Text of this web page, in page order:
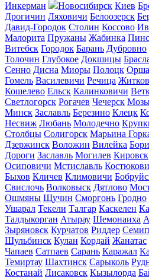
Инкерман
Новосибирск Киев
Дрогичин Ляховичи Белоозерск
Давид-Городок Столин Коссово
Малорита Пружаны Жабинка
Витебск Городок Барань Дубровно
Толочин Глубокое Докшицы
Сенно Дисна Миоры Полоцк Орша
Гомель Василевичи Речица
Кошелево Ельск Калинковичи
Светлогорск Рогачев Чечерск
Минск Заславль Березино Клецк
Несвиж Любань Молодечно
Столбцы Солигорск Марьина
Дзержинск Воложин Вилейка
Дороги Заславль Могилев Кировск
Осиповичи Мстиславль
Быхов Кличев Климовичи
Свислочь Волковыск Дятлово
Ошмяны Щучин Сморгонь Гродно
Ушарал Текели Талгар Каскелен
Талдыкорган Атырау Шемонаиха
Зыряновск Курчатов Риддер
Шульбинск Кулан Кордай Жанатас
Чапаев Сатпаев Сарань Каражал
Темиртау Шахтинск Сарыколь
Костанай Лисаковск Кызылорда